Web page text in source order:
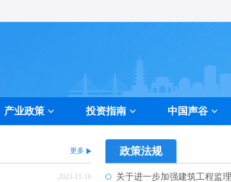
产业政策 投资指南 中国声谷
纪检监督
更多
2023-11-16
政策法规
关于进一步加强建筑工程监